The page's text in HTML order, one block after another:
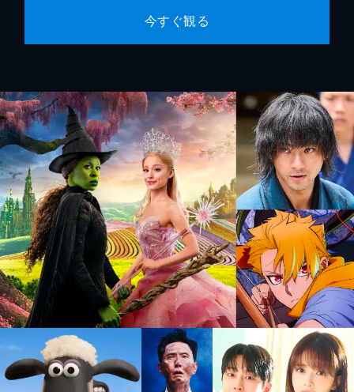
今すぐ観る